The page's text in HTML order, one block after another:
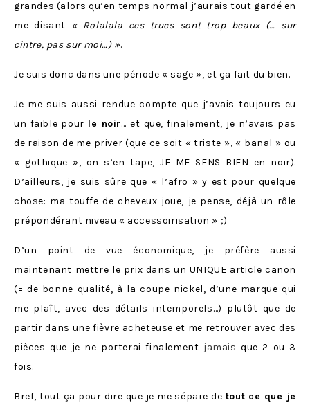
grandes (alors qu’en temps normal j’aurais tout gardé en
me disant « Rolalala ces trucs sont trop beaux (… sur
cintre, pas sur moi…) ».
Je suis donc dans une période « sage », et ça fait du bien.
Je me suis aussi rendue compte que j’avais toujours eu
un faible pour le noir… et que, finalement, je n’avais pas
de raison de me priver (que ce soit « triste », « banal » ou
« gothique », on s’en tape, JE ME SENS BIEN en noir).
D’ailleurs, je suis sûre que « l’afro » y est pour quelque
chose: ma touffe de cheveux joue, je pense, déjà un rôle
prépondérant niveau « accessoirisation » ;)
D’un point de vue économique, je préfère aussi
maintenant mettre le prix dans un UNIQUE article canon
(= de bonne qualité, à la coupe nickel, d’une marque qui
me plaît, avec des détails intemporels…) plutôt que de
partir dans une fièvre acheteuse et me retrouver avec des
pièces que je ne porterai finalement jamaisque 2 ou 3
fois.
Bref, tout ça pour dire que je me sépare de tout ce que je